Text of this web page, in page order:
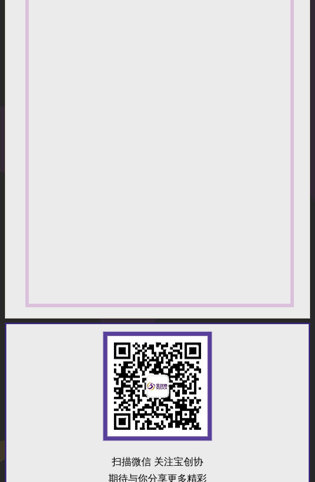
扫描微信 关注宝创协
期待与你分享更多精彩